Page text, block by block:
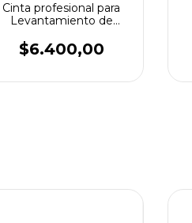
Cinta profesional para
Levantamiento de
28mm x 20mts
$6.400,00